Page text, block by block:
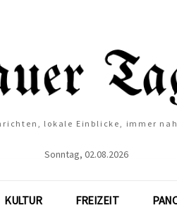
lokale Einblicke, immer
Sonntag, 02.08.2026
KULTUR FREIZEIT